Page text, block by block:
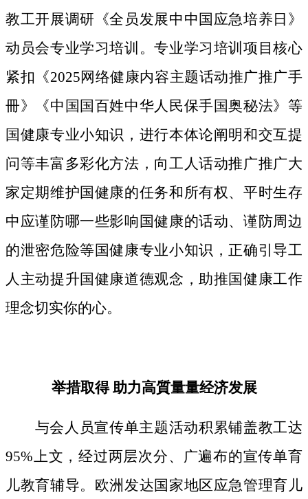
教工开展调研《全员发展中中国应急培养日》
动员会专业学习培训。专业学习培训项目核心
紧扣《2025网络健康内容主题话动推广推广手
冊》《中国国百姓中华人民保手国奥秘法》等
国健康专业小知识，进行本体论阐明和交互提
问等丰富多彩化方法，向工人话动推广推广大
家定期维护国健康的任务和所有权、平时生存
中应谨防哪一些影响国健康的话动、谨防周边
的泄密危险等国健康专业小知识，正确引导工
人主动提升国健康道德观念，助推国健康工作
理念切实你的心。
举措取得 助力高質量量经济发展
与会人员宣传单主题活动积累铺盖教工达
95%上文，经过两层次分、广遍布的宣传单育
儿教育辅导。欧洲发达国家地区应急管理育儿